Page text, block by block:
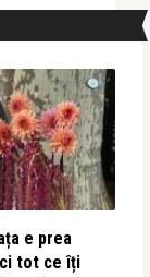
e prea
tot ce îți